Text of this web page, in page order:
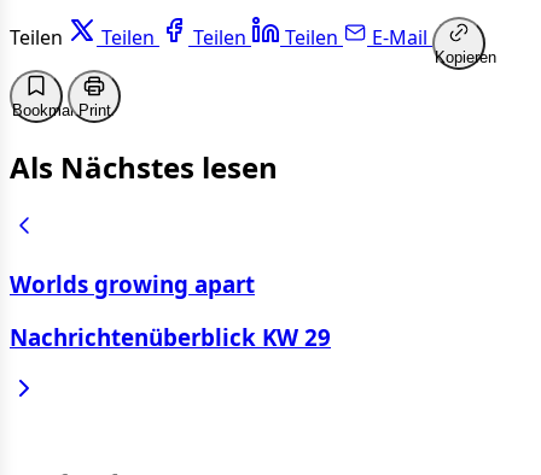
Teilen Teilen Teilen Teilen E-Mail
Kopieren
BookmarkPrint
Als Nächstes lesen
Worlds growing apart
Nachrichtenüberblick KW 29